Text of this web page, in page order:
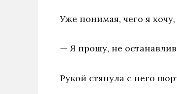
Уже понимая, чего я
— Я прошу, не
Рукой стянула с него